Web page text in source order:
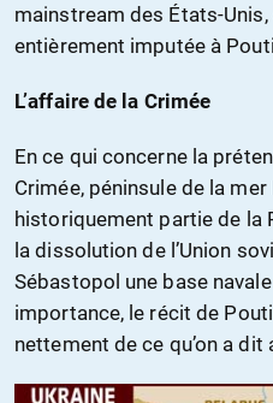
mainstream des États-
entièrement imputée à
L’affaire de la Crimée
En ce qui concerne la
Crimée, péninsule de la
historiquement partie de la
la dissolution de l’Union
Sébastopol une base
importance, le récit de
nettement de ce qu’on a dit